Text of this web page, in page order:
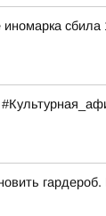
сбила